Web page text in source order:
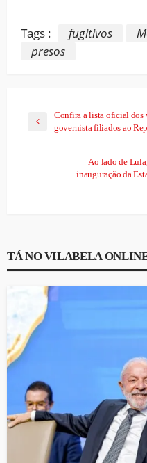
Tags : fugitivos
presos
Confira a lista oficial dos
governista filiados ao
Ao lado de
inauguração da
TÁ NO VILABELA